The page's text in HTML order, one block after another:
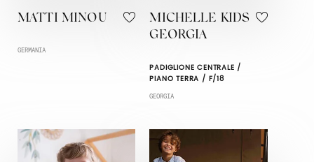
MATTI MINOU
GERMANIA
MICHELLE KIDS
GEORGIA
PADIGLIONE CENTRALE /
PIANO TERRA / F/18
GEORGIA